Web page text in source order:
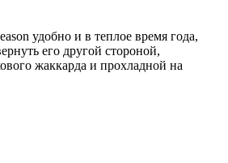
удобно и в теплое время года,
его другой стороной,
жаккарда и прохладной на